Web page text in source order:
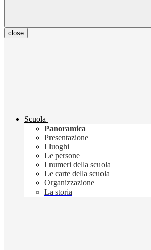
close
Scuola
Panoramica
Presentazione
I luoghi
Le persone
I numeri della scuola
Le carte della scuola
Organizzazione
La storia